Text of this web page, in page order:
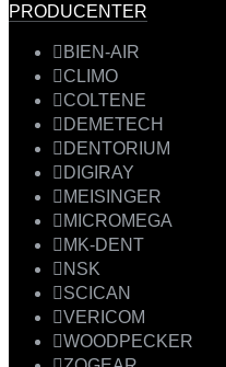
PRODUCENTER
BIEN-AIR
CLIMO
COLTENE
DEMETECH
DENTORIUM
DIGIRAY
MEISINGER
MICROMEGA
MK-DENT
NSK
SCICAN
VERICOM
WOODPECKER